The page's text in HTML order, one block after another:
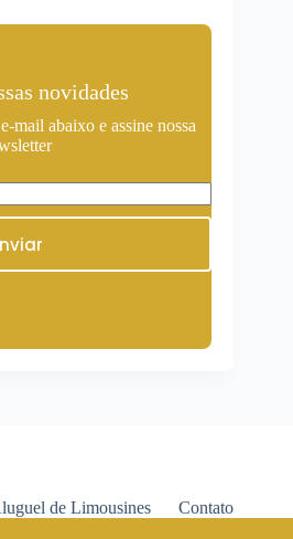
novidades
mail abaixo e assine nossa
de Limousines Contato